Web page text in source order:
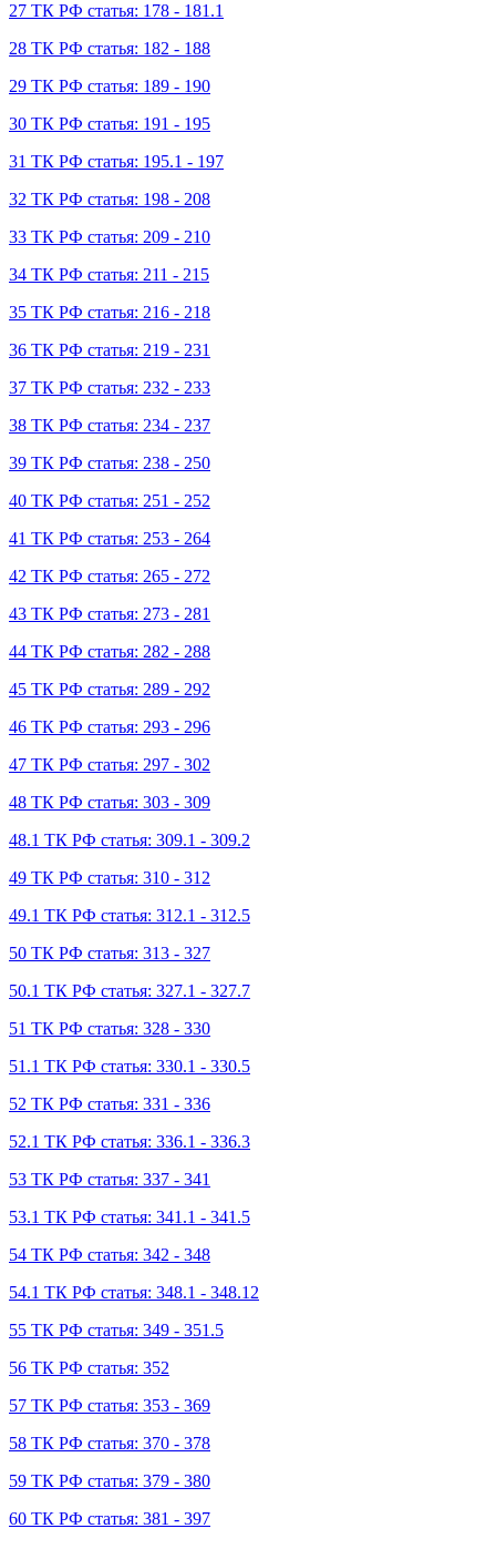
27 ТК РФ статья: 178 - 181.1
28 ТК РФ статья: 182 - 188
29 ТК РФ статья: 189 - 190
30 ТК РФ статья: 191 - 195
31 ТК РФ статья: 195.1 - 197
32 ТК РФ статья: 198 - 208
33 ТК РФ статья: 209 - 210
34 ТК РФ статья: 211 - 215
35 ТК РФ статья: 216 - 218
36 ТК РФ статья: 219 - 231
37 ТК РФ статья: 232 - 233
38 ТК РФ статья: 234 - 237
39 ТК РФ статья: 238 - 250
40 ТК РФ статья: 251 - 252
41 ТК РФ статья: 253 - 264
42 ТК РФ статья: 265 - 272
43 ТК РФ статья: 273 - 281
44 ТК РФ статья: 282 - 288
45 ТК РФ статья: 289 - 292
46 ТК РФ статья: 293 - 296
47 ТК РФ статья: 297 - 302
48 ТК РФ статья: 303 - 309
48.1 ТК РФ статья: 309.1 - 309.2
49 ТК РФ статья: 310 - 312
49.1 ТК РФ статья: 312.1 - 312.5
50 ТК РФ статья: 313 - 327
50.1 ТК РФ статья: 327.1 - 327.7
51 ТК РФ статья: 328 - 330
51.1 ТК РФ статья: 330.1 - 330.5
52 ТК РФ статья: 331 - 336
52.1 ТК РФ статья: 336.1 - 336.3
53 ТК РФ статья: 337 - 341
53.1 ТК РФ статья: 341.1 - 341.5
54 ТК РФ статья: 342 - 348
54.1 ТК РФ статья: 348.1 - 348.12
55 ТК РФ статья: 349 - 351.5
56 ТК РФ статья: 352
57 ТК РФ статья: 353 - 369
58 ТК РФ статья: 370 - 378
59 ТК РФ статья: 379 - 380
60 ТК РФ статья: 381 - 397